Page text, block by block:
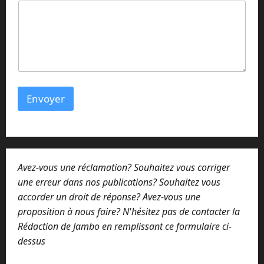
Envoyer
Avez-vous une réclamation? Souhaitez vous corriger
une erreur dans nos publications? Souhaitez vous
accorder un droit de réponse? Avez-vous une
proposition à nous faire? N'hésitez pas de contacter la
Rédaction de Jambo en remplissant ce formulaire ci-
dessus